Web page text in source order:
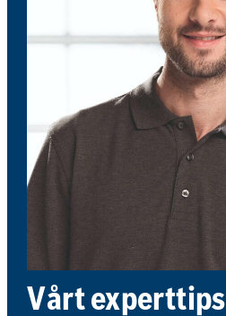
Vårt experttips